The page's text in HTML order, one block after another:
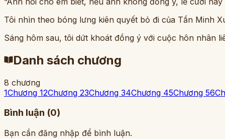
Tôi nhìn theo bóng lưng kiên quyết bỏ đi của Tần Minh
Sáng hôm sau, tôi dứt khoát đồng ý với cuộc hôn nhân
Danh sách chương
8 chương
1Chương 12Chương 23Chương 34Chương 45Chương 56
Bình luận (0)
Bạn cần đăng nhập để bình luận.